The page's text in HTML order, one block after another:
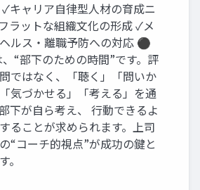
キャリア自律型人材の育成ニ
ラットな組織文化の形成 ✓メ
ルス・離職予防への対応 ⚫
“部下のための時間”です。評
ではなく、「聴く」「問いか
気づかせる」「考える」を通
下が自ら考え、 行動できるよ
ることが求められます。上司
“コーチ的視点”が成功の鍵と
。